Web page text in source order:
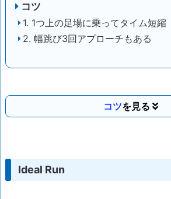
コツ
1. 1つ上の足場に乗ってタイム短縮
2. 幅跳び3回アプローチもある
コツ
Ideal Run